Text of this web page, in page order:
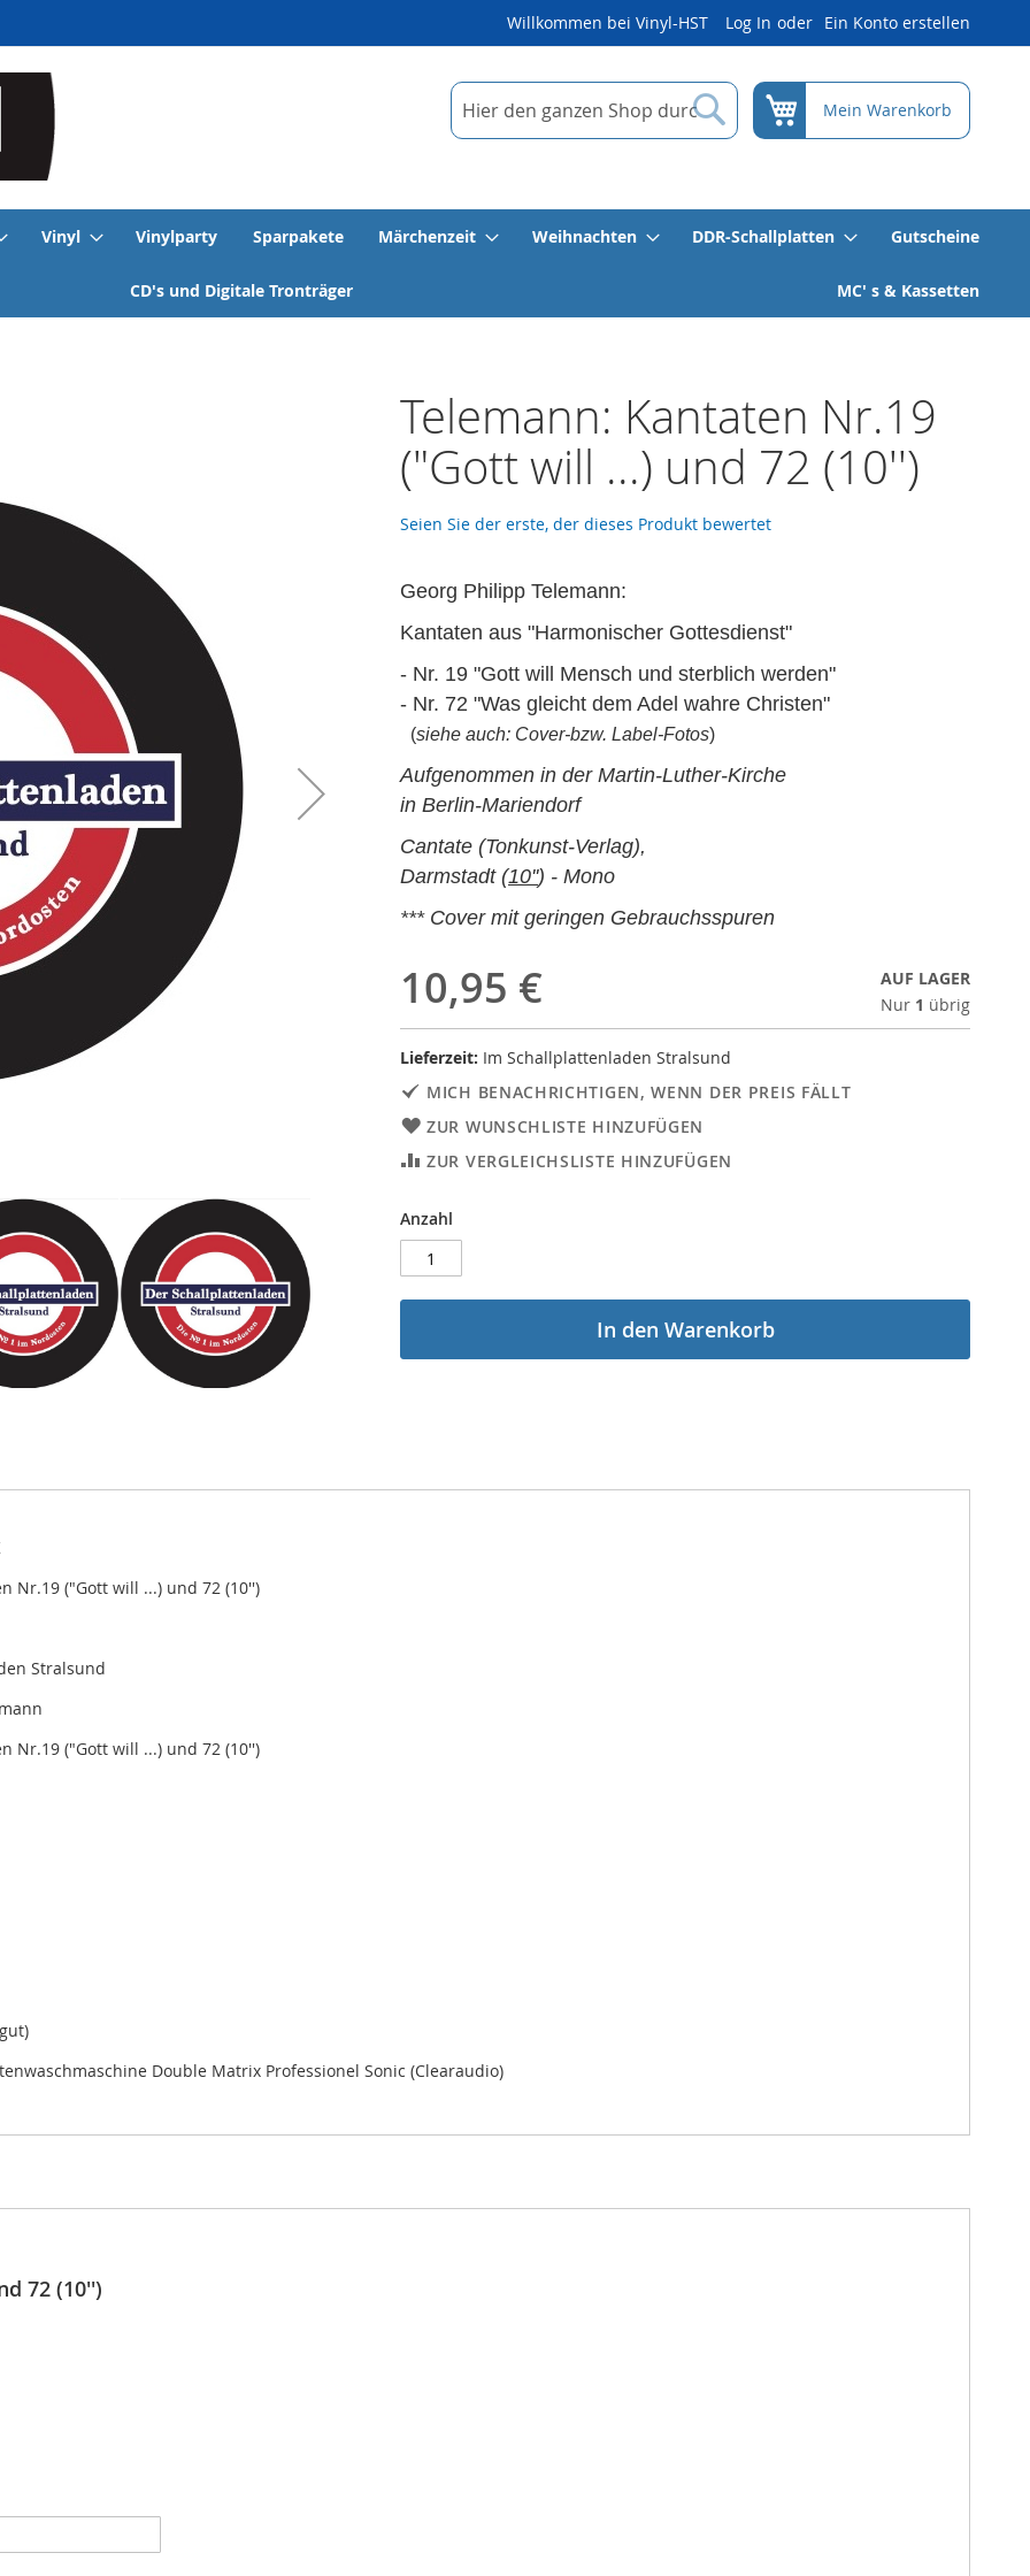
Willkommen bei Vinyl-HST Log In Ein Konto erstellen
Suche
Suche
Mein Warenkorb
Vinyl Vinylparty Sparpakete Märchenzeit Weihnachten DDR-Schallplatten Gutscheine
CD's und Digitale Tronträger MC' s & Kassetten
Telemann: Kantaten Nr.19
("Gott will ...) und 72 (10'')
Seien Sie der erste, der dieses Produkt bewertet
Georg Philipp Telemann:
Kantaten aus "Harmonischer Gottesdienst"
- Nr. 19 "Gott will Mensch und sterblich werden"
- Nr. 72 "Was gleicht dem Adel wahre Christen"
(siehe auch: Cover-bzw. Label-Fotos)
Aufgenommen in der Martin-Luther-Kirche
in Berlin-Mariendorf
Cantate (Tonkunst-Verlag),
Darmstadt (10'') - Mono
*** Cover mit geringen Gebrauchsspuren
10,95 €
AUF LAGER
Nur 1 übrig
Lieferzeit: Im Schallplattenladen Stralsund
MICH BENACHRICHTIGEN, WENN DER PREIS FÄLLT
ZUR WUNSCHLISTE HINZUFÜGEN
ZUR VERGLEICHSLISTE HINZUFÜGEN
Anzahl
In den Warenkorb
Nr.19 ("Gott will ...) und 72 (10'')
Stralsund
Nr.19 ("Gott will ...) und 72 (10'')
Double Matrix Professionel Sonic (Clearaudio)
72 (10'')